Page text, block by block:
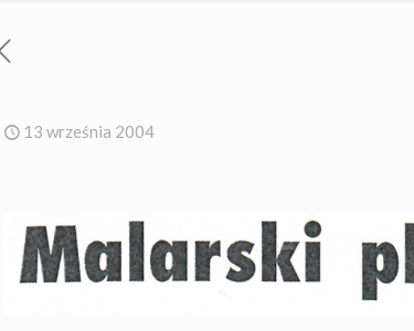
13 września 2004